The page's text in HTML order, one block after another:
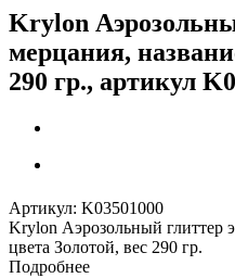
Krylon
мерцания,
290 гр., артикул
Артикул: K03501000
Krylon Аэрозольный глиттер
цвета Золотой, вес 290 гр.
Подробнее